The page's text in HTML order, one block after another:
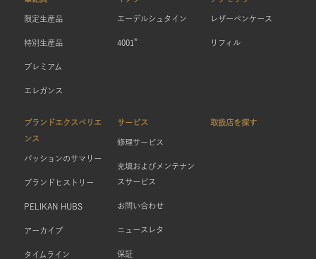
限定生産品
特別生産品
プレミアム
エレガンス
エーデルシュタイン
4001 ®
レザーペンケース
リフィル
ブランドエクスペリエ
ンス
パッションのサマリー
ブランドヒストリー
PELIKAN HUBS
アーカイブ
タイムライン
サービス
修理サービス
充填およびメンテナン
スサービス
お問い合わせ
ニュースレタ
保証
取扱店を探す